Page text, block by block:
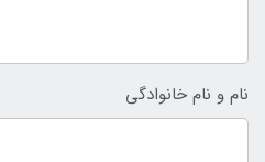
نام و نام خانوادگی